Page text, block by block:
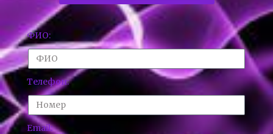
ФИО:
Телефон:
Email: